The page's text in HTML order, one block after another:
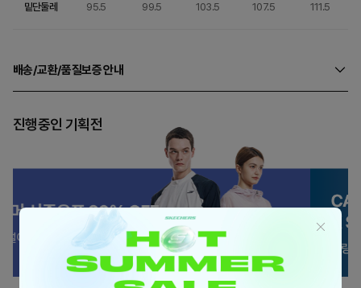
밑단둘레 95.5 99.5 103.5 107.5 111.5
배송/교환/품질보증 안내
진행중인 기획전